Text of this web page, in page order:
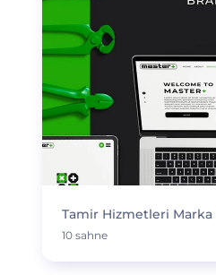
Tamir Hizmetleri Marka
10 sahne